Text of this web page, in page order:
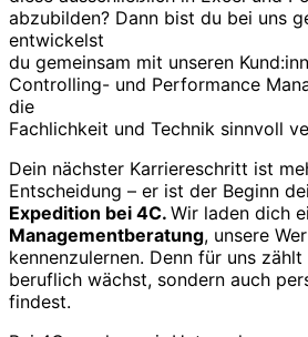
abzubilden? Dann bist du bei uns
entwickelst
du gemeinsam mit unseren
Controlling- und Performance
die
Fachlichkeit und Technik sinnvoll
Dein nächster Karriereschritt ist
Entscheidung – er ist der Beginn
Expedition bei 4C. Wir laden dich
Managementberatung, unsere
kennenzulernen. Denn für uns
beruflich wächst, sondern auch
findest.